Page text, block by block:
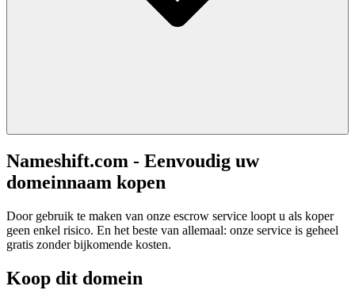
Nameshift.com - Eenvoudig uw
domeinnaam kopen
Door gebruik te maken van onze escrow service loopt u als koper
geen enkel risico. En het beste van allemaal: onze service is geheel
gratis zonder bijkomende kosten.
Koop dit domein